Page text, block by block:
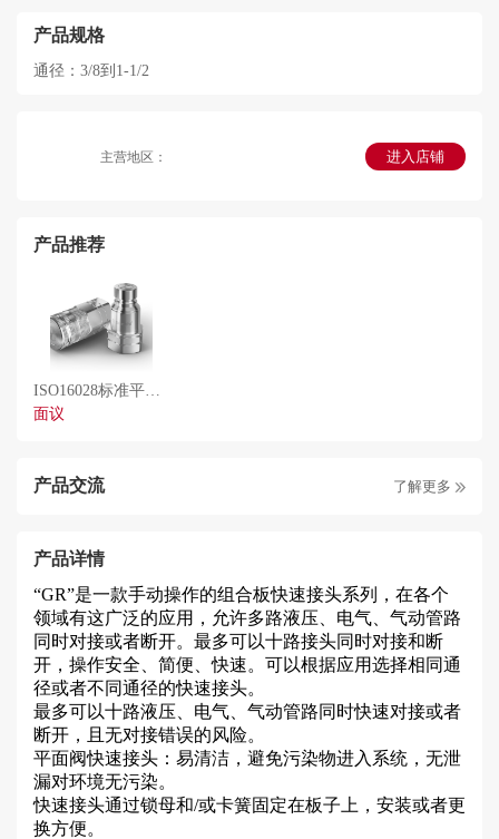
产品规格
通径： 3/8到1-1/2
主营地区： 进入店铺
产品推荐
ISO16028标准平面
阀产品A系列
面议
产品交流 了解更多
产品详情
“GR”是一款手动操作的组合板快速接头系列，在各个
领域有这广泛的应用，允许多路液压、电气、气动管路
同时对接或者断开。最多可以十路接头同时对接和断
开，操作安全、简便、快速。可以根据应用选择相同通
径或者不同通径的快速接头。
最多可以十路液压、电气、气动管路同时快速对接或者
断开，且无对接错误的风险。
平面阀快速接头：易清洁，避免污染物进入系统，无泄
漏对环境无污染。
快速接头通过锁母和/或卡簧固定在板子上，安装或者更
换方便。